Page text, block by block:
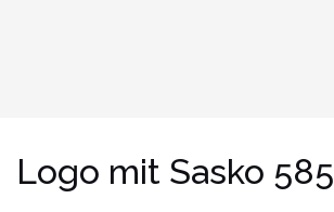
Logo mit Sasko 585